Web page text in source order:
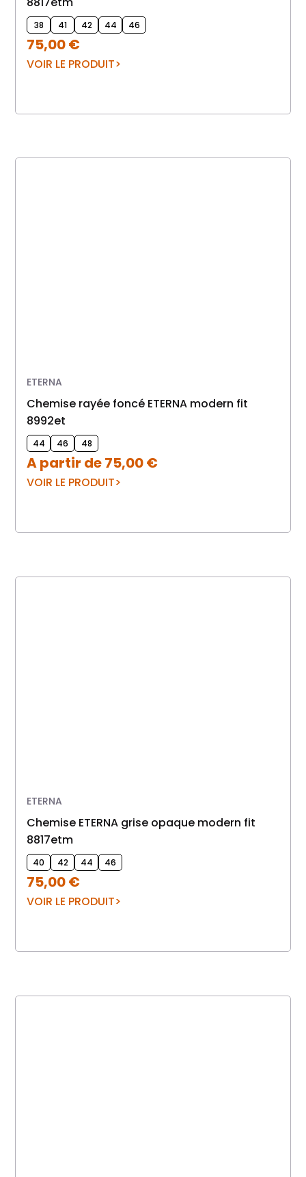
38 41 42 44 46
75,00€
VOIR LE PRODUIT
ETERNA
Chemise rayée foncé ETERNA modern fit
8992et
44 46 48
A partir de75,00€
VOIR LE PRODUIT
ETERNA
Chemise ETERNA grise opaque modern fit
8817etm
40 42 44 46
75,00€
VOIR LE PRODUIT